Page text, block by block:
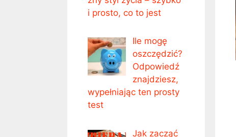
i prosto, co to jest
Ile mogę
oszczędzić?
Odpowiedź
znajdziesz,
wypełniając ten prosty
test
Jak zacząć